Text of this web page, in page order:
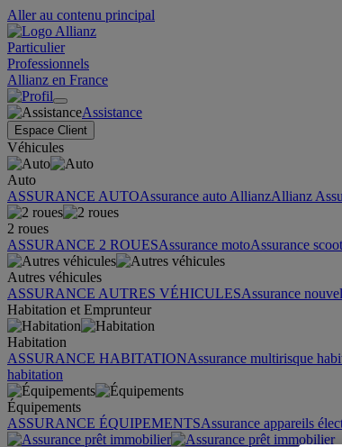
Aller au contenu principal
Particulier
Professionnels
Allianz en France
Assistance
Espace Client
Véhicules
Auto
ASSURANCE AUTOAssurance auto AllianzAllianz
2 roues
ASSURANCE 2 ROUESAssurance motoAssurance
Autres véhicules
ASSURANCE AUTRES VÉHICULESAssurance
Habitation et Emprunteur
Habitation
ASSURANCE HABITATIONAssurance multirisque
habitation
Équipements
ASSURANCE ÉQUIPEMENTSAssurance appareils